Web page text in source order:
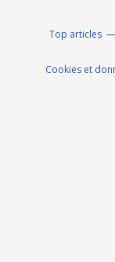
Top articles
Cookies et